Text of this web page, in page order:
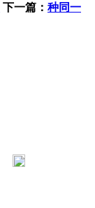
下一篇： 种同一